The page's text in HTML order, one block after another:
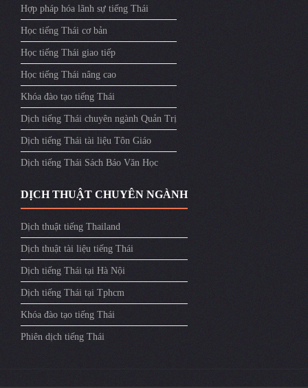
Hợp pháp hóa lãnh sự tiếng Thái
Học tiếng Thái cơ bản
Học tiếng Thái giao tiếp
Học tiếng Thái nâng cao
Khóa đào tạo tiếng Thái
Dịch tiếng Thái chuyên ngành Quản Trị
Dịch tiếng Thái tài liệu Tôn Giáo
Dịch tiếng Thái Sách Báo Văn Học
DỊCH THUẬT CHUYÊN NGÀNH
Dịch thuật tiếng Thailand
Dịch thuật tài liệu tiếng Thái
Dịch tiếng Thái tại Hà Nội
Dịch tiếng Thái tại Tphcm
Khóa đào tạo tiếng Thái
Phiên dịch tiếng Thái